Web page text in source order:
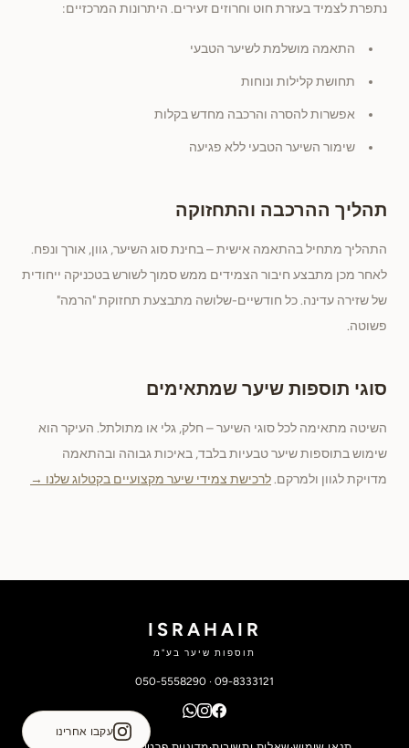
נתפרת לצמיד בעזרת חוט וחרוזים זעירים. היתרונות המרכזיים:
התאמה מושלמת לשיער הטבעי
תחושת קלילות ונוחות
אפשרות להסרה והרכבה מחדש בקלות
שימור השיער הטבעי ללא פגיעה
תהליך ההרכבה והתחזוקה
התהליך מתחיל בהתאמה אישית – בחינת סוג השיער, גוון, אורך ונפח.
לאחר מכן מתבצע חיבור הצמידים ממש סמוך לשורש בטכניקה ייחודית
של שזירה עדינה. כל חודשיים-שלושה מתבצעת תחזוקת "הרמה"
פשוטה.
סוגי תוספות שיער שמתאימים
השיטה מתאימה לכל סוגי השיער – חלק, גלי או מתולתל. העיקר הוא
שימוש בתוספות שיער טבעיות בלבד, באיכות גבוהה ובהתאמה
מדויקת לגוון ולמרקם.לרכישת צמידי שיער מקצועיים בקטלוג שלנו →
ISRAHAIR
תוספות שיער בע"מ
09-8333121
·
050-5558290
עקבו אחרינו